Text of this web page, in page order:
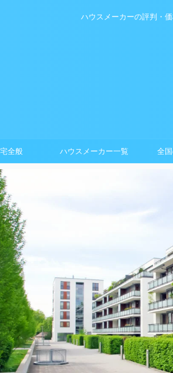
ハウスメーカーの評判・
全般 ハウスメーカー一覧 全